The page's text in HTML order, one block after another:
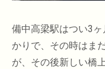
備中高梁駅はつい3
かりで、その時はま
が、その後新しい橋